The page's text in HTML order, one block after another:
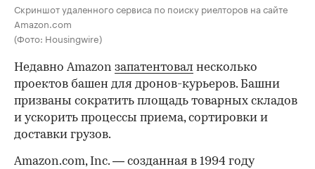
Скриншот удаленного сервиса по поиску риелторов на сайте
Amazon.com
(Фото: Housingwire)
Недавно Amazon запатентовал несколько
проектов башен для дронов-курьеров. Башни
призваны сократить площадь товарных складов
и ускорить процессы приема, сортировки и
доставки грузов.
Amazon.com, Inc. — созданная в 1994 году